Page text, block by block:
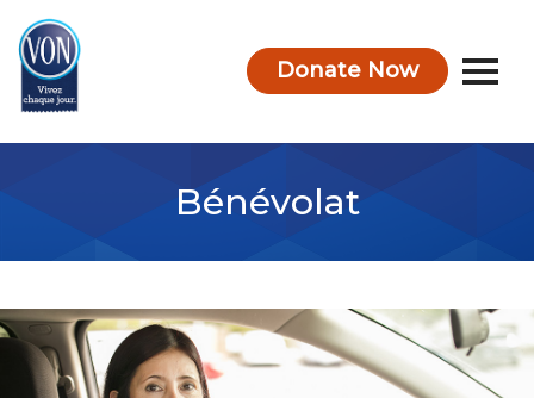
Donate Now
Bénévolat